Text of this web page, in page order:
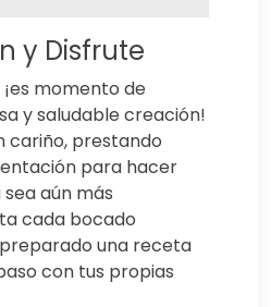
y Disfrute
momento de
y saludable creación!
cariño, prestando
para hacer
aún más
cada bocado
una receta
con tus propias